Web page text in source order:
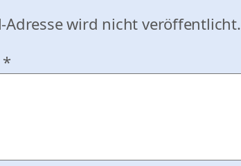
Adresse wird nicht veröffentlicht.
*